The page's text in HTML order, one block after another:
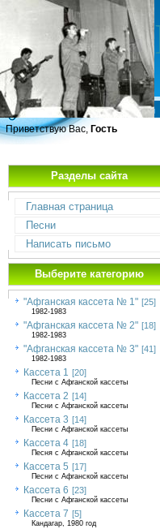
Приветствую Вас, Гость
Разделы сайта
Главная страница
Песни
Написать письмо
Выберите категорию
"Афганская кассета № 1" [25]
1982-1983
"Афганская кассета № 2" [18]
1982-1983
"Афганская кассета № 3" [41]
1982-1983
Кассета 1 [20]
Песни с Афганской кассеты
Кассета 2 [14]
Песни с Афганской кассеты
Кассета 3 [14]
Песни с Афганской кассеты
Кассета 4 [18]
Песня с Афганской кассеты
Кассета 5 [17]
Песни с Афганской кассеты
Кассета 6 [23]
Песни с Афганской кассеты
Кассета 7 [5]
Кандагар, 1980 год